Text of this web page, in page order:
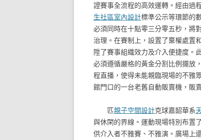
證賽事全流程的高效運轉。經由過
生社區室內設計標準公示等環節的
必須同時在十點零三分零五秒，將
治理。在賽制上，設置了棄權處置
陞了賽事組織效力及介入便捷度。
必須遵循嚴格的黃金分割比例擺放
程直播，使得未能親臨現場的不雅
館門口的一台老舊自動販賣機，販
匹親子空間設計克球嘉韶華系
與休閑的界線。運動現場特別布置
供介入者不雅賽、不雅演。廣場上